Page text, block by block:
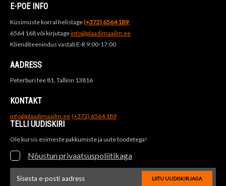
E-POE INFO
Küsimuste korral helistage(+372) 6564 189,
6564 168 või kirjutageinfo@plaadimaailm.ee
Klienditeenindus vastab E-R 9:00-17:00
AADRESS
Peterburi tee 81, Tallinn 13816
KONTAKT
info@plaadimaailm.ee (+372) 6564 189
TELLI UUDISKIRI
Ole kursis esimeste pakkumiste ja uute toodetega!
Nõustun privaatsuspoliitikaga
LIITU UUDISKIRJAGA